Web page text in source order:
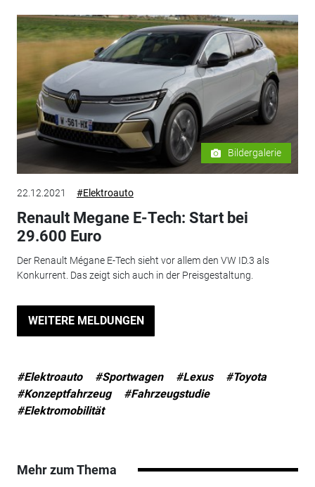
Bildergalerie
22.12.2021 #Elektroauto
Renault Megane E-Tech: Start bei
29.600 Euro
Der Renault Mégane E-Tech sieht vor allem den VW ID.3 als
Konkurrent. Das zeigt sich auch in der Preisgestaltung.
WEITERE MELDUNGEN
#Elektroauto #Sportwagen #Lexus
#Toyota
#Konzeptfahrzeug
#Fahrzeugstudie
#Elektromobilität
Mehr zum Thema